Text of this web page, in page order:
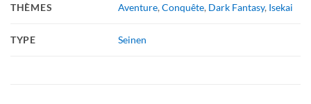
THÈMES Aventure,Conquête, Dark Fantasy, Isekai
TYPE Seinen